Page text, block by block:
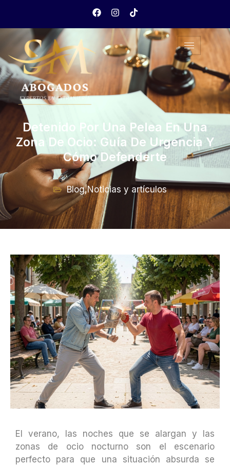
Detenido Por Una Pelea En Una
Zona De Ocio: Guía De Urgencia Y
Cómo Defenderte
Blog,Noticias y artículos
El verano, las noches que se alargan y las
zonas de ocio nocturno son el escenario
perfecto para que una situación absurda se